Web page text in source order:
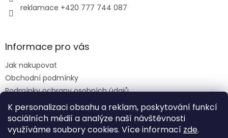
K personalizaci obsahu a reklam, poskytování funkcí
sociálních médií a analýze naší návštěvnosti
využíváme soubory cookies. Více informací zde.
reklamace +420 777 744 087
Informace pro vás
Jak nakupovat
Obchodní podmínky
Podmínky ochrany osobních údajů
Reklamační řád